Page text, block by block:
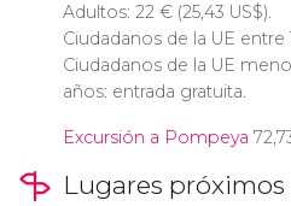
Adultos: 22 €(25,43 US$).
Ciudadanos de la UE entre
Ciudadanos de la UE
años: entrada gratuita.
Excursión a Pompeya
Lugares próximos